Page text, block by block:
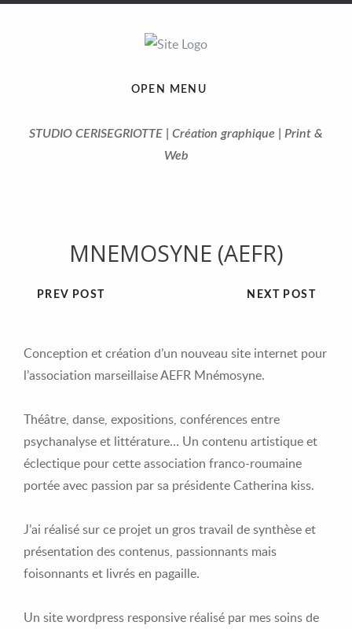
OPEN MENU
STUDIO CERISEGRIOTTE | Création graphique | Print &
Web
MNEMOSYNE (AEFR)
NEXT POST
PREV POST
Conception et création d’un nouveau site internet pour
l’association marseillaise AEFR Mnémosyne.
Théâtre, danse, expositions, conférences entre
psychanalyse et littérature… Un contenu artistique et
éclectique pour cette association franco-roumaine
portée avec passion par sa présidente Catherina kiss.
J’ai réalisé sur ce projet un gros travail de synthèse et
présentation des contenus, passionnants mais
foisonnants et livrés en pagaille.
Un site wordpress responsive réalisé par mes soins de